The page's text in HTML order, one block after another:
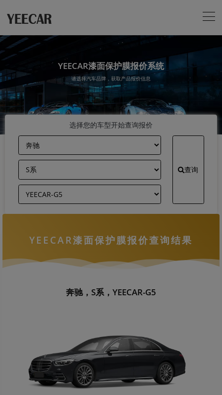
YEECAR漆面保护膜报价系统
请选择汽车品牌，获取产品报价信息
选择您的车型开始查询报价
查询
YEECAR漆面保护膜报价查询结果
奔驰，S系，YEECAR-G5